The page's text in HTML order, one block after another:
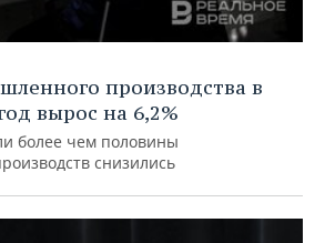
производства в
вырос на 6,2%
более чем половины
снизились